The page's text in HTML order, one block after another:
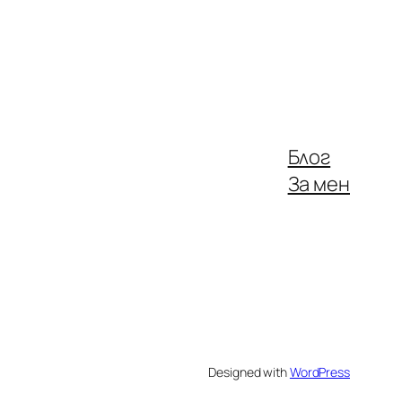
Блог
За мен
Designed withWordPress